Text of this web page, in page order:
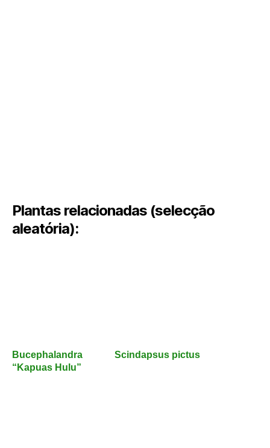
Plantas relacionadas (selecção
aleatória):
Bucephalandra
“Kapuas Hulu”
Scindapsus pictus